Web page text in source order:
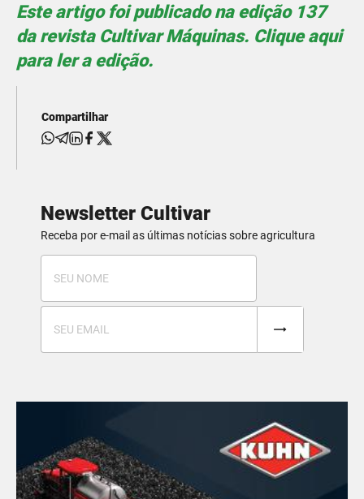
Este artigo foi publicado na edição 137
da revista Cultivar Máquinas. Clique aqui
para ler a edição.
Compartilhar
Newsletter Cultivar
Receba por e-mail as últimas notícias sobre agricultura